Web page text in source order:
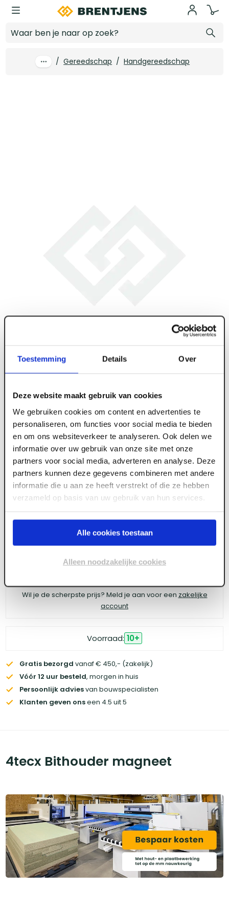
Toestemming Details Over
Deze website maakt gebruik van cookies
We gebruiken cookies om content en advertenties te
personaliseren, om functies voor social media te bieden
en om ons websiteverkeer te analyseren. Ook delen we
informatie over uw gebruik van onze site met onze
partners voor social media, adverteren en analyse. Deze
partners kunnen deze gegevens combineren met andere
informatie die u aan ze heeft verstrekt of die ze hebben
verzameld op basis van uw gebruik van hun services.
Alle cookies toestaan
Alleen noodzakelijke cookies
Ga naar hoofdinhoud
/ Gereedschap / Handgereedschap
ART006077
4tecx Bithouder magneet
Log in voor prijzen
Wil je de scherpste prijs? Meld je aan voor een zakelijke
account
Voorraad: 10+
Gratis bezorgd vanaf € 450,- (zakelijk)
Vóór 12 uur besteld, morgen in huis
Persoonlijk adviesvan bouwspecialisten
Klanten geven onseen 4.5 uit 5
4tecx Bithouder magneet
Log in voor prijzen